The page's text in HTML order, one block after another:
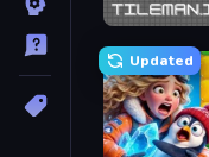
TileMan.io
Updated